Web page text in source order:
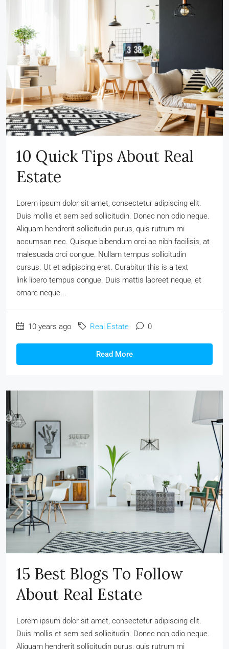
10 Quick Tips About Real
Estate
Lorem ipsum dolor sit amet, consectetur adipiscing elit.
Duis mollis et sem sed sollicitudin. Donec non odio neque.
Aliquam hendrerit sollicitudin purus, quis rutrum mi
accumsan nec. Quisque bibendum orci ac nibh facilisis, at
malesuada orci congue. Nullam tempus sollicitudin
cursus. Ut et adipiscing erat. Curabitur this is a text
link libero tempus congue. Duis mattis laoreet neque, et
ornare neque...
10 years ago Real Estate 0
Read More
15 Best Blogs To Follow
About Real Estate
Lorem ipsum dolor sit amet, consectetur adipiscing elit.
Duis mollis et sem sed sollicitudin. Donec non odio neque.
Aliquam hendrerit sollicitudin purus, quis rutrum mi